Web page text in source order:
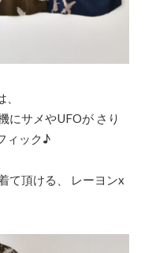
にサメやUFOが さり
ィック♪
て頂ける、 レーヨンx